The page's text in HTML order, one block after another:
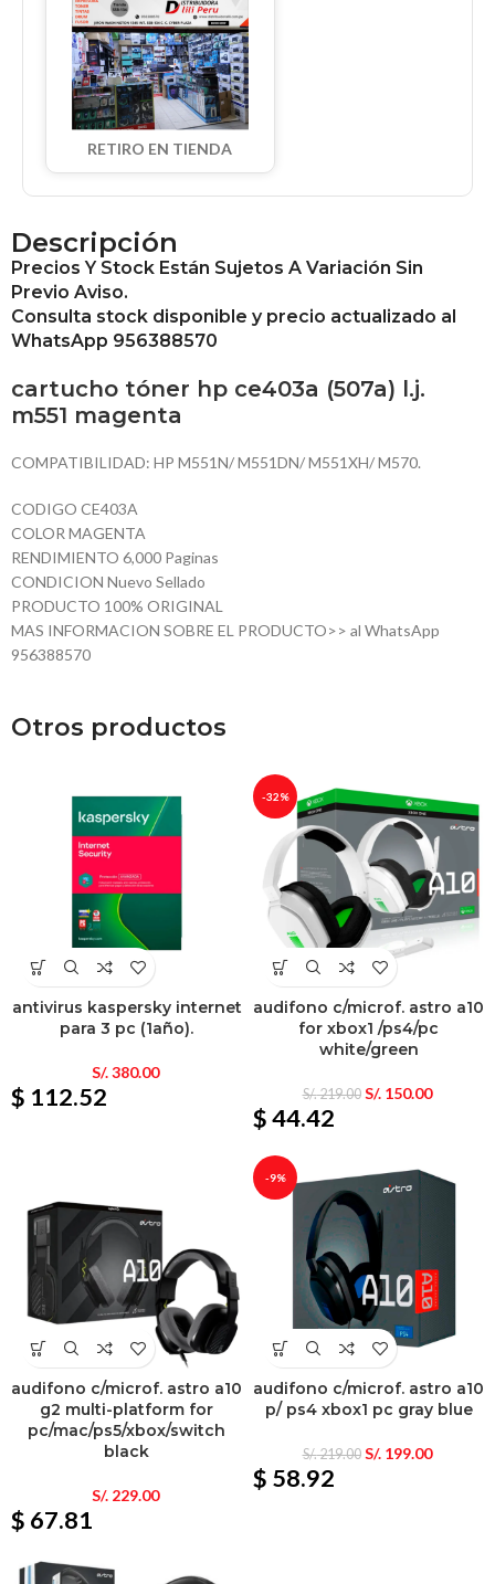
RETIRO EN TIENDA
Descripción
Precios Y Stock Están Sujetos A Variación Sin
Previo Aviso.
Consulta stock disponible y precio actualizado al
WhatsApp 956388570
cartucho tóner hp ce403a (507a) l.j.
m551 magenta
COMPATIBILIDAD: HP M551N/ M551DN/ M551XH/ M570.
CODIGO CE403A
COLOR MAGENTA
RENDIMIENTO 6,000 Paginas
CONDICION Nuevo Sellado
PRODUCTO 100% ORIGINAL
MAS INFORMACION SOBRE EL PRODUCTO>> al WhatsApp
956388570
Otros productos
antivirus kaspersky internet
para 3 pc (1año).
S/.380.00
$ 112.52
-32%
audifono c/microf. astro a10
for xbox1 /ps4/pc
white/green
S/.219.00 S/.150.00
$ 44.42
audifono c/microf. astro a10
g2 multi-platform for
pc/mac/ps5/xbox/switch
black
S/.229.00
$ 67.81
-9%
audifono c/microf. astro a10
p/ ps4 xbox1 pc gray blue
S/.219.00 S/.199.00
$ 58.92